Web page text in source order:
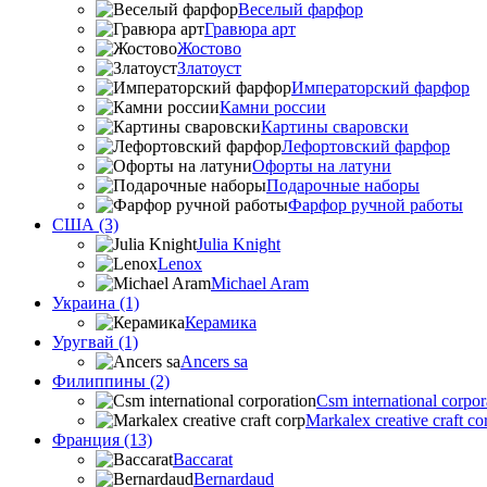
Веселый фарфор
Гравюра арт
Жостово
Златоуст
Императорский фарфор
Камни россии
Картины сваровски
Лефортовский фарфор
Офорты на латуни
Подарочные наборы
Фарфор ручной работы
США (3)
Julia Knight
Lenox
Michael Aram
Украина (1)
Керамика
Уругвай (1)
Ancers sa
Филиппины (2)
Csm international
Markalex creative craft
Франция (13)
Baccarat
Bernardaud